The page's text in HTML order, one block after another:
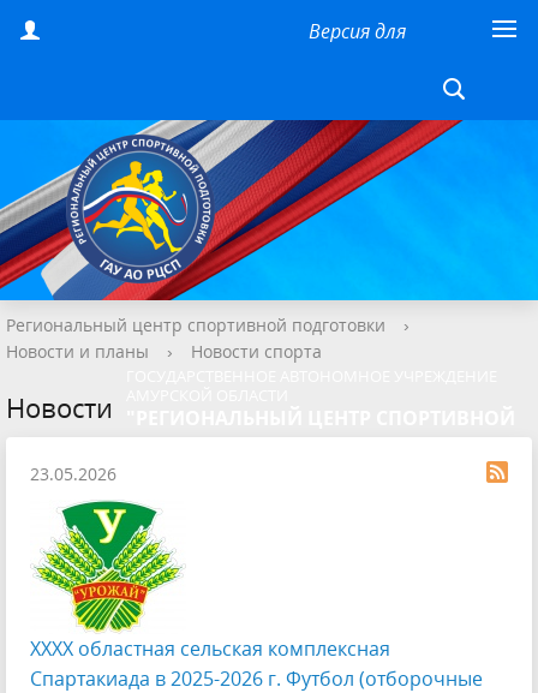
Версия для
ПОДГОТОВКИ"
Региональный центр спортивной подготовки
›
Новости и планы
› Новости спорта
Новости
23.05.2026
XXXX областная сельская комплексная
Спартакиада в 2025-2026 г. Футбол (отборочные